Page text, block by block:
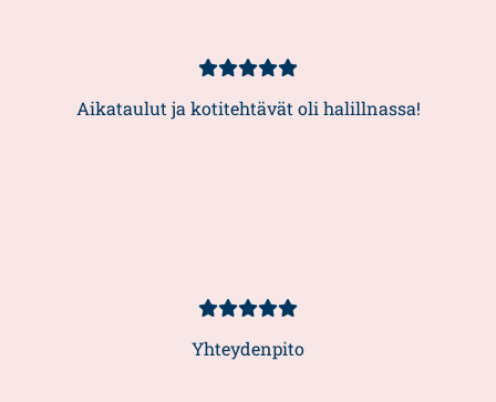
Asiakasarvio
5/5
Aikataulut ja kotitehtävät oli halillnassa!
Asiakasarvio
5/5
Yhteydenpito